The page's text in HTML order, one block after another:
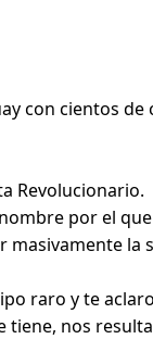
con cientos
Revolucionario.
por el
masivamente la
raro y te
tiene, nos